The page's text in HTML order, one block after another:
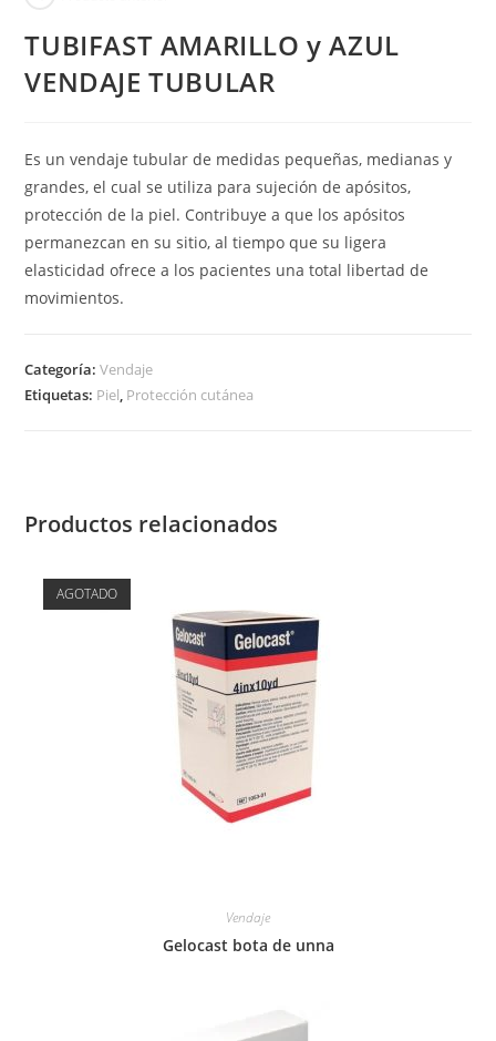
TUBIFAST AMARILLO y AZUL
VENDAJE TUBULAR
Es un vendaje tubular de medidas pequeñas, medianas y
grandes, el cual se utiliza para sujeción de apósitos,
protección de la piel. Contribuye a que los apósitos
permanezcan en su sitio, al tiempo que su ligera
elasticidad ofrece a los pacientes una total libertad de
movimientos.
Categoría:Vendaje
Etiquetas: Piel, Protección cutánea
Productos relacionados
AGOTADO
Vendaje
Gelocast bota de unna